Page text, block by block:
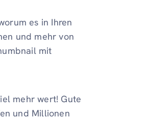
es in Ihren
und mehr von
mit
mehr wert! Gute
und Millionen